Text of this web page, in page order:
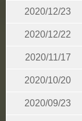
2020/12/23
2020/12/22
2020/11/17
2020/10/20
2020/09/23